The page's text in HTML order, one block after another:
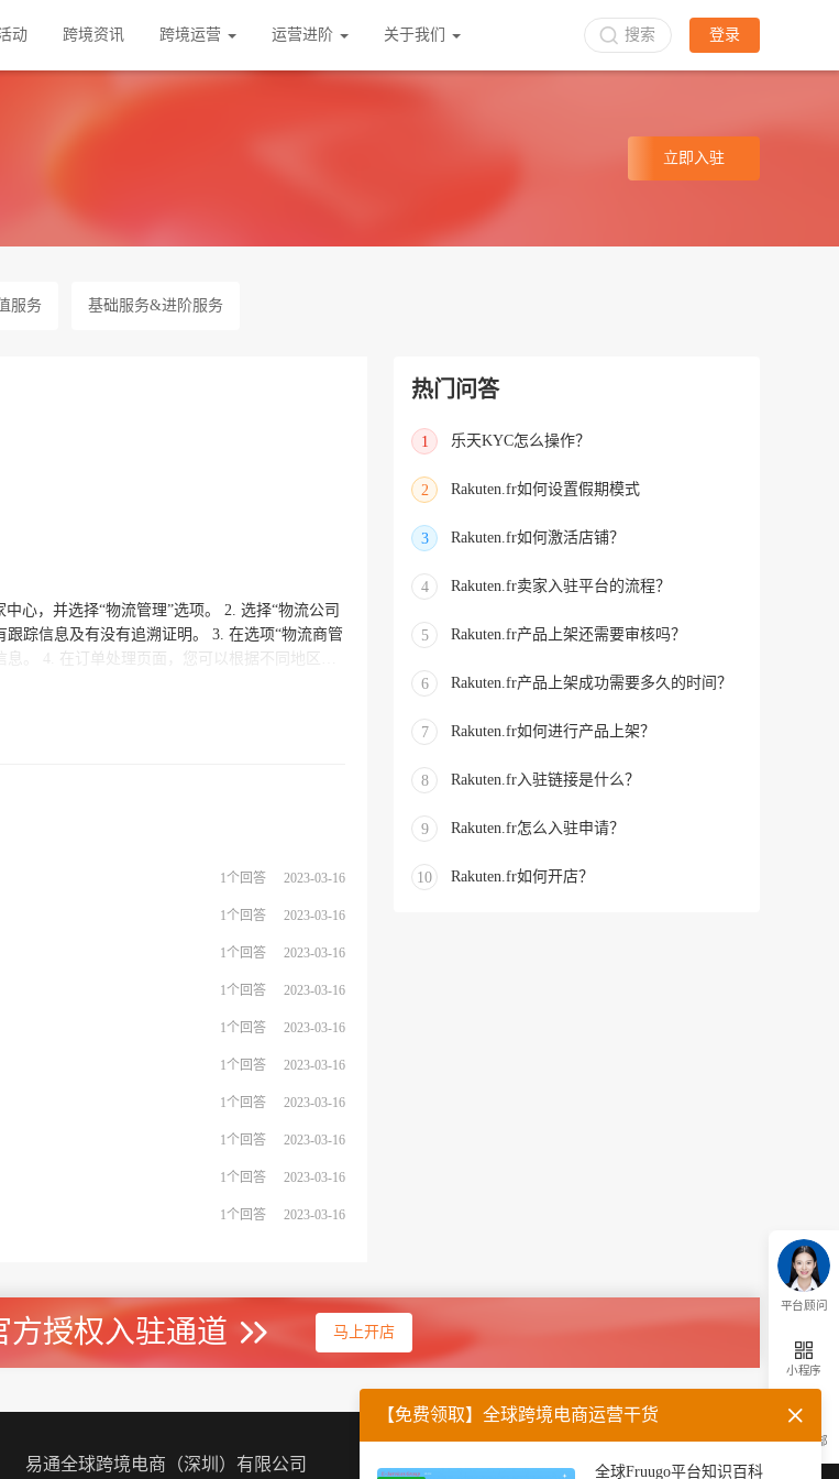
动 跨境资讯 跨境运营 运营进阶 关于我们 搜索 登录
立即入驻
服务 基础服务&进阶服务
没有追溯证明。 3. 在选项“物流商管
同地区设
球跨
1个回答 2023-03-16
1个回答 2023-03-16
1个回答 2023-03-16
1个回答 2023-03-16
1个回答 2023-03-16
1个回答 2023-03-16
1个回答 2023-03-16
1个回答 2023-03-16
1个回答 2023-03-16
1个回答 2023-03-16
热门问答
1 乐天KYC怎么操作？
2 Rakuten.fr如何设置假期模式
3 Rakuten.fr如何激活店铺？
4 Rakuten.fr卖家入驻平台的流程？
5 Rakuten.fr产品上架还需要审核吗？
6 Rakuten.fr产品上架成功需要多久的时间？
7 Rakuten.fr如何进行产品上架？
8 Rakuten.fr入驻链接是什么？
9 Rakuten.fr怎么入驻申请？
10 Rakuten.fr如何开店？
方授权入驻通道 马上开店
平台顾问
小程序
返回顶部
易通全球跨境电商（深圳）有限公司 企业微信 官方公众号
【免费领取】全球跨境电商运营干货
全球Fruugo平台知识百科